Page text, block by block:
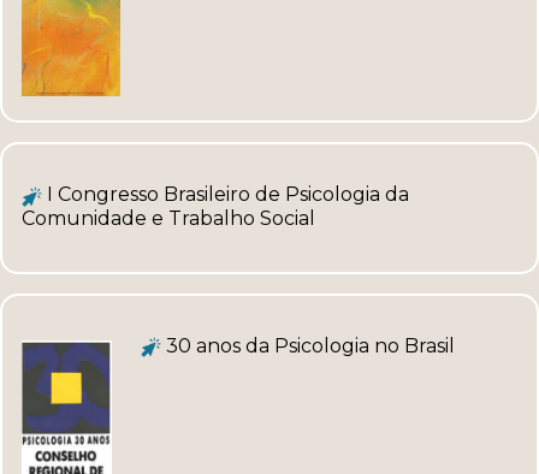
I Congresso Brasileiro de Psicologia da
Comunidade e Trabalho Social
30 anos da Psicologia no Brasil